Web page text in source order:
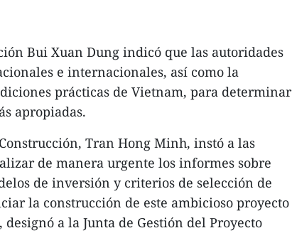
Bui Xuan Dung indicó que las autoridades
e internacionales, así como la
prácticas de Vietnam, para determinar
apropiadas.
Tran Hong Minh, instó a las
de manera urgente los informes sobre
de inversión y criterios de selección de
la construcción de este ambicioso proyecto
a la Junta de Gestión del Proyecto